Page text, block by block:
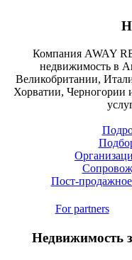
Компания AWAY
недвижимость в
Великобритании,
Хорватии,
Пост-
For partners
Недвижимость